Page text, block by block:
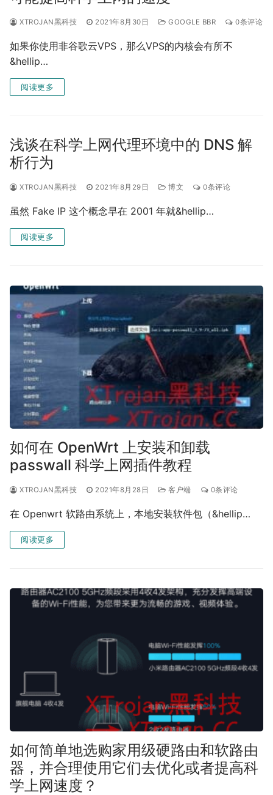
XTROJAN黑科技 2021年8月30日 GOOGLE BBR 0条评论
如果你使用非谷歌云VPS，那么VPS的内核会有所不
&hellip…
阅读更多
浅谈在科学上网代理环境中的 DNS 解
析行为
XTROJAN黑科技 2021年8月29日 博文 0条评论
虽然 Fake IP 这个概念早在 2001 年就&hellip…
阅读更多
如何在 OpenWrt 上安装和卸载
passwall 科学上网插件教程
XTROJAN黑科技 2021年8月28日 客户端 0条评论
在 Openwrt 软路由系统上，本地安装软件包（&hellip…
阅读更多
如何简单地选购家用级硬路由和软路由
器，并合理使用它们去优化或者提高科
学上网速度？